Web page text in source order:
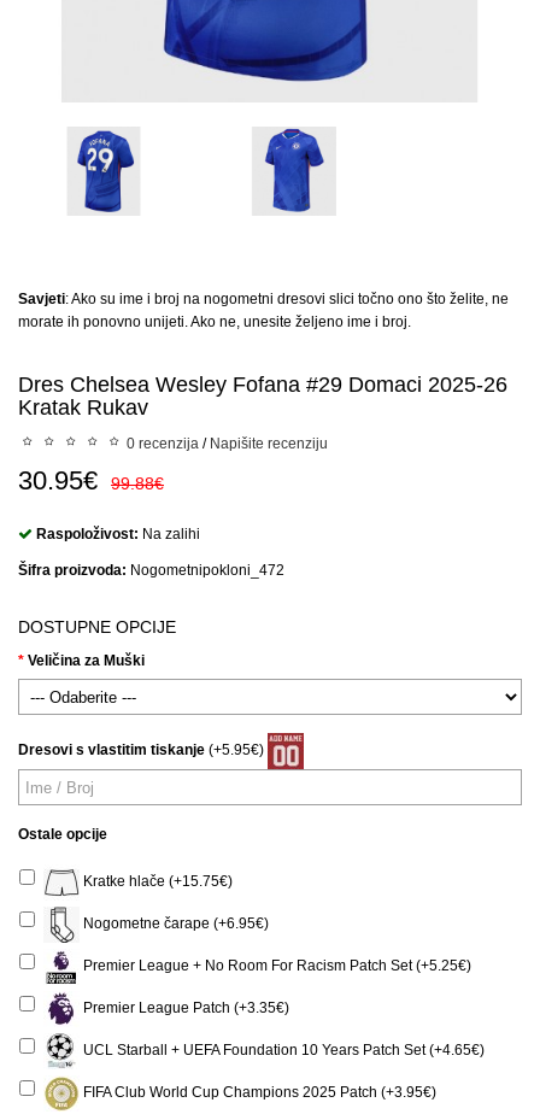
Savjeti: Ako su ime i broj na nogometni dresovi slici točno ono što želite, ne
morate ih ponovno unijeti. Ako ne, unesite željeno ime i broj.
Dres Chelsea Wesley Fofana #29 Domaci 2025-26
Kratak Rukav
0 recenzija / Napišite recenziju
30.95€ 99.88€
Raspoloživost: Na zalihi
Šifra proizvoda: Nogometnipokloni_472
DOSTUPNE OPCIJE
Veličina za Muški
Dresovi s vlastitim tiskanje (+5.95€)
Ostale opcije
Kratke hlače (+15.75€)
Nogometne čarape (+6.95€)
Premier League + No Room For Racism Patch Set (+5.25€)
Premier League Patch (+3.35€)
UCL Starball + UEFA Foundation 10 Years Patch Set (+4.65€)
FIFA Club World Cup Champions 2025 Patch (+3.95€)